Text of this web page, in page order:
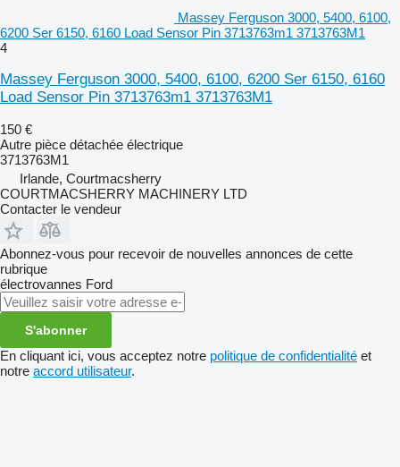
Massey Ferguson 3000, 5400, 6100,
6200 Ser 6150, 6160 Load Sensor Pin 3713763m1 3713763M1
4
Massey Ferguson 3000, 5400, 6100, 6200 Ser 6150, 6160
Load Sensor Pin 3713763m1 3713763M1
150 €
Autre pièce détachée électrique
3713763M1
Irlande, Courtmacsherry
COURTMACSHERRY MACHINERY LTD
Contacter le vendeur
Abonnez-vous pour recevoir de nouvelles annonces de cette
rubrique
électrovannes Ford
S'abonner
En cliquant ici, vous acceptez notre politique de confidentialité et
notre accord utilisateur.